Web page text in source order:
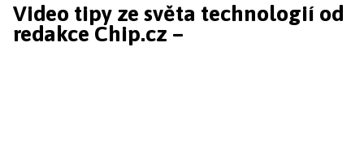
Video tipy ze světa technologií od
redakce Chip.cz –